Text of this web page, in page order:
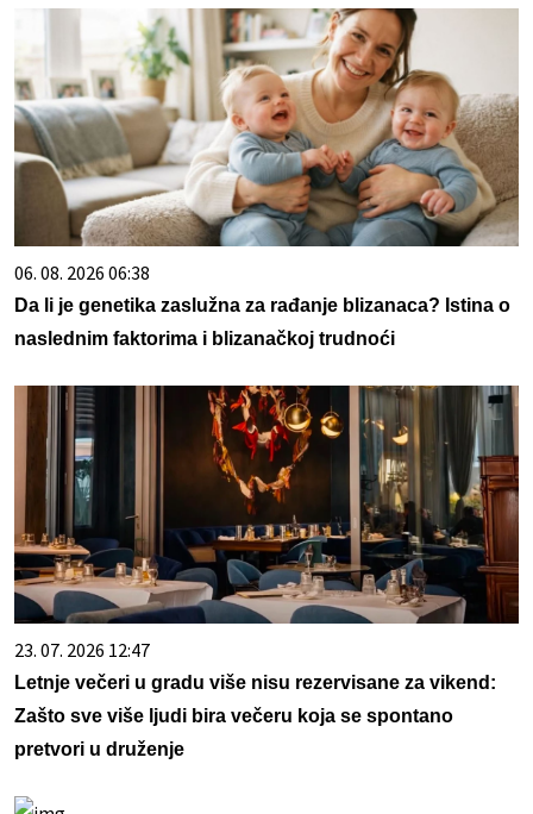
06. 08. 2026 06:38
Da li je genetika zaslužna za rađanje blizanaca? Istina o
naslednim faktorima i blizanačkoj trudnoći
23. 07. 2026 12:47
Letnje večeri u gradu više nisu rezervisane za vikend:
Zašto sve više ljudi bira večeru koja se spontano
pretvori u druženje